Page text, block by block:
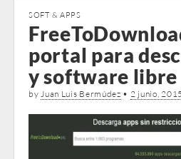
SOFT & APPS
portal para
y software libre
byJuan Luis Bermúdez • 2 junio, 2015